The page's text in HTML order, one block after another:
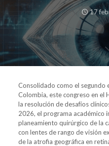
17
Consolidado como el
Colombia, este congreso en el
la resolución de desafíos
2026, el programa académico
planeamiento quirúrgico de la
con lentes de rango de visión
de la atrofia geográfica en